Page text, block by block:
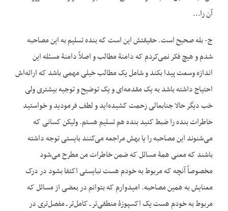
آن را…
ج- بله صحیح است. حقیقتش این است که بنده تسلیم به این مصاحبه
شدم و هیچ فکر نمی‌کردم که دامنۀ مطالب و اصلاً دامنۀ مسئله این
اندازه وسعت پیدا بکند و شامل یک مطالب خیلی مهمی باشد که ارائه‌اش
احتیاج داشته باشد به یک مقدمه‌ای و یک توضیح و توجیه بیشتری ولی
خب دیگر حالا جنابعالی زحمت کشیده‌اید و لطف فرمودید و خواستید
خاطرات بنده را ضبط کنید بنده هم تسلیم هستم. ولیکن کسانی که
می‌شنوند این مصاحبه را یا بهش مراجعه می‌کنند بایستی توجه داشته
باشند که معنی همۀ مسائل که ضمن خاطرات من مطرح می‌شود
مخصوصاً آنچه که مربوط به خودم هست نبایستی اکتفا بشود در درک
معنایش به همین مصاحبه. امیدوارم که بتوانم در بعضی از مسائل که
مربوط به خودم هست یک اکسپوزۀ منطقی‌تر ـ کامل‌تر ـ مفصل‌تری در